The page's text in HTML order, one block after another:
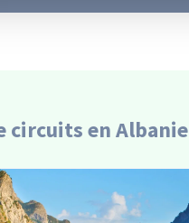
circuits en Albanie